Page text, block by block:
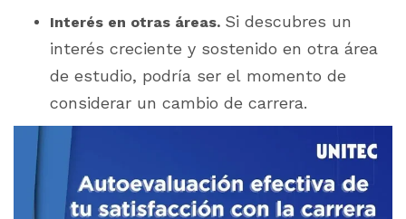
Interés en otras áreas. Si descubres un
interés creciente y sostenido en otra área
de estudio, podría ser el momento de
considerar un cambio de carrera.